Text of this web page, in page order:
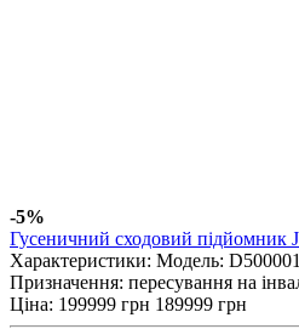
-5%
Гусеничний сходовий
Характеристики: Модель:
Призначення: пересування на
Ціна: 199999 грн 189999 грн